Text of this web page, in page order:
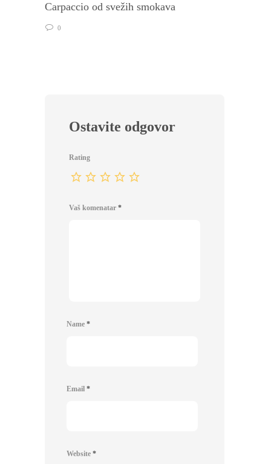
Carpaccio od svežih smokava
0
Ostavite odgovor
Rating
Vaš komenatar *
Name *
Email *
Website *